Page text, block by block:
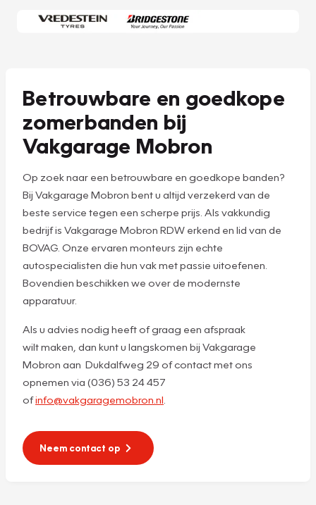
Betrouwbare en goedkope
zomerbanden bij
Vakgarage Mobron
Op zoek naar een betrouwbare en goedkope banden?
Bij Vakgarage Mobron bent u altijd verzekerd van de
beste service tegen een scherpe prijs. Als vakkundig
bedrijf is Vakgarage Mobron RDW erkend en lid van de
BOVAG. Onze ervaren monteurs zijn echte
autospecialisten die hun vak met passie uitoefenen.
Bovendien beschikken we over de modernste
apparatuur.
Als u advies nodig heeft of graag een afspraak
wilt maken, dan kunt u langskomen bij Vakgarage
Mobron aan Dukdalfweg 29 of contact met ons
opnemen via (036) 53 24 457
ofinfo@vakgaragemobron.nl
Neem contact op